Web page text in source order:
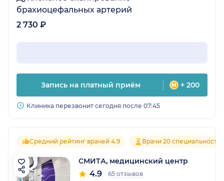
брахиоцефальных артерий
2 730 ₽
Запись на платный приём + 200
Клиника перезвонит сегодня после 07:45
Средний рейтинг врачей 4.9 Врачи 20
СМИТА, медицинский центр
4.9 65 отзывов